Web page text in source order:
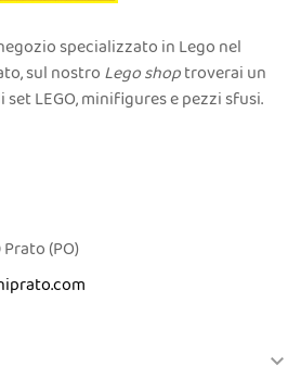
specializzato in Lego nel
sul nostro Lego shoptroverai un
LEGO, minifigures e pezzi sfusi.
(PO)
